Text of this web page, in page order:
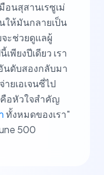
อนสุสานเรซูเม่
ให้มันกลายเป็น
จะช่วยดูแลผู้
พียงปีเดียว เรา
นดับสองกลับมา
ยเอเจนซี่ไป
อหัวใจสำคัญ
ทั้งหมดของเรา"
500